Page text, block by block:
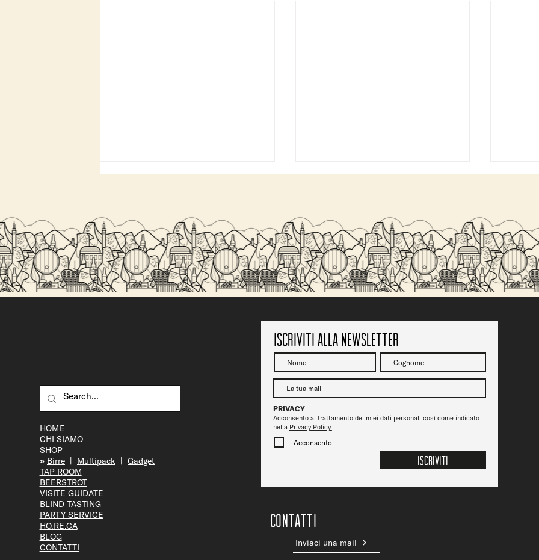
Perché la birra artigianale è migliore della
birra industriale?
Vicenza Jazz fa tappa da Ofelia Beerstrot: due
serate tra musica, birra e città
SALITA
HOME
CHI SIAMO
SHOP
» Birre Multipack
Gadget
TAP ROOM
BEERSTROT
VISITE GUIDATE
BLIND TASTING
PARTY SERVICE
HO.RE.CA
BLOG
CONTATTI
Iscriviti alla newsletter
PRIVACY
Acconsento al trattamento dei miei dati personali così come indicato
nella Privacy Policy.
Acconsento
Iscriviti
CONTATTi
Inviaci una mail